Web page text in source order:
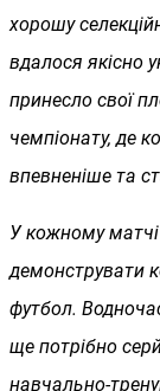
хорошу
вдалося якісно
принесло свої
чемпіонату, де
впевненіше та
У кожному матчі
демонструвати
футбол.
ще потрібно
навчально-